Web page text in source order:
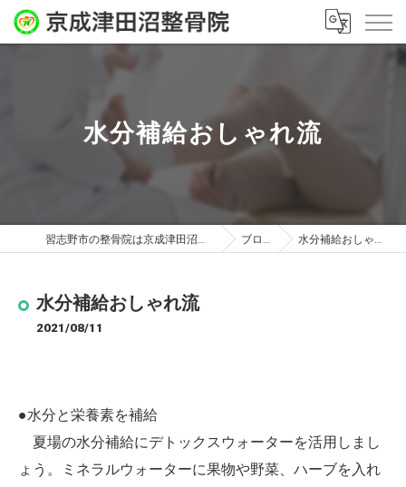
水分補給おしゃれ流
習志野市の整骨院は京成津田沼整骨院 ブログ 水分補給おしゃれ流
水分補給おしゃれ流
2021/08/11
●水分と栄養素を補給
夏場の水分補給にデトックスウォーターを活用しまし
ょう。ミネラルウォーターに果物や野菜、ハーブを入れ